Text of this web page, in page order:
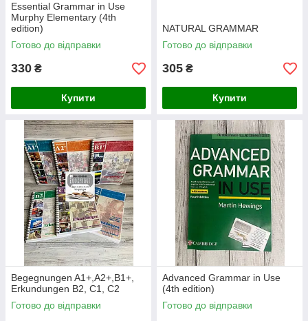
Essential Grammar in Use
Murphy Elementary (4th
edition)
Готово до відправки
330 ₴
Купити
NATURAL GRAMMAR
Готово до відправки
305 ₴
Купити
Begegnungen A1+,A2+,B1+,
Erkundungen B2, C1, C2
Готово до відправки
Advanced Grammar in Use
(4th edition)
Готово до відправки